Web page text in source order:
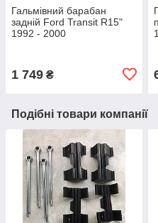
Гальмівний барабан
задній Ford Transit R15"
1992 - 2000
1 749 ₴
Подібні товари компанії